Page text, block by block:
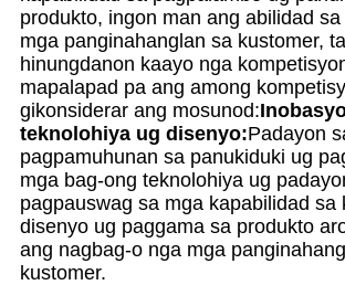
produkto, ingon man ang abilidad
mga panginahanglan sa kustomer,
hinungdanon kaayo nga
mapalapad pa ang among
gikonsiderar ang mosunod:
teknolohiya ug disenyo:Padayon
pagpamuhunan sa panukiduki ug
mga bag-ong teknolohiya ug
pagpauswag sa mga kapabilidad sa
disenyo ug paggama sa produkto
ang nagbag-o nga mga
kustomer.